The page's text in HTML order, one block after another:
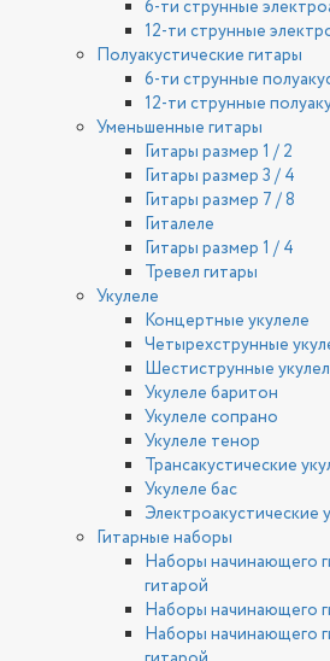
6-ти струнные
12-ти струнные
Полуакустические гитары
6-ти струнные
12-ти струнные
Уменьшенные гитары
Гитары размер 1 / 2
Гитары размер 3 / 4
Гитары размер 7 / 8
Гиталеле
Гитары размер 1 / 4
Тревел гитары
Укулеле
Концертные укулеле
Четырехструнные
Шестиструнные
Укулеле баритон
Укулеле сопрано
Укулеле тенор
Трансакустические
Укулеле бас
Электроакустические
Гитарные наборы
Наборы начинающего
гитарой
Наборы начинающего
Наборы начинающего